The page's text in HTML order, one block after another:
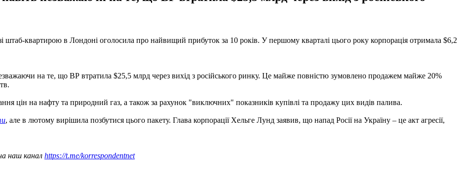
штаб-квартирою в Лондоні оголосила про найвищий прибуток за 10 років. У першому кварталі цього року корпорація отримала $6,2
на те, що ВР втратила $25,5 млрд через вихід з російського ринку. Це майже повністю зумовлено продажем майже 20%
цін на нафту та природний газ, а також за рахунок "виключних" показників купівлі та продажу цих видів палива.
, але в лютому вирішила позбутися цього пакету. Глава корпорації Хельге Лунд заявив, що напад Росії на Україну – це акт агресії,
наш канал https://t.me/korrespondentnet